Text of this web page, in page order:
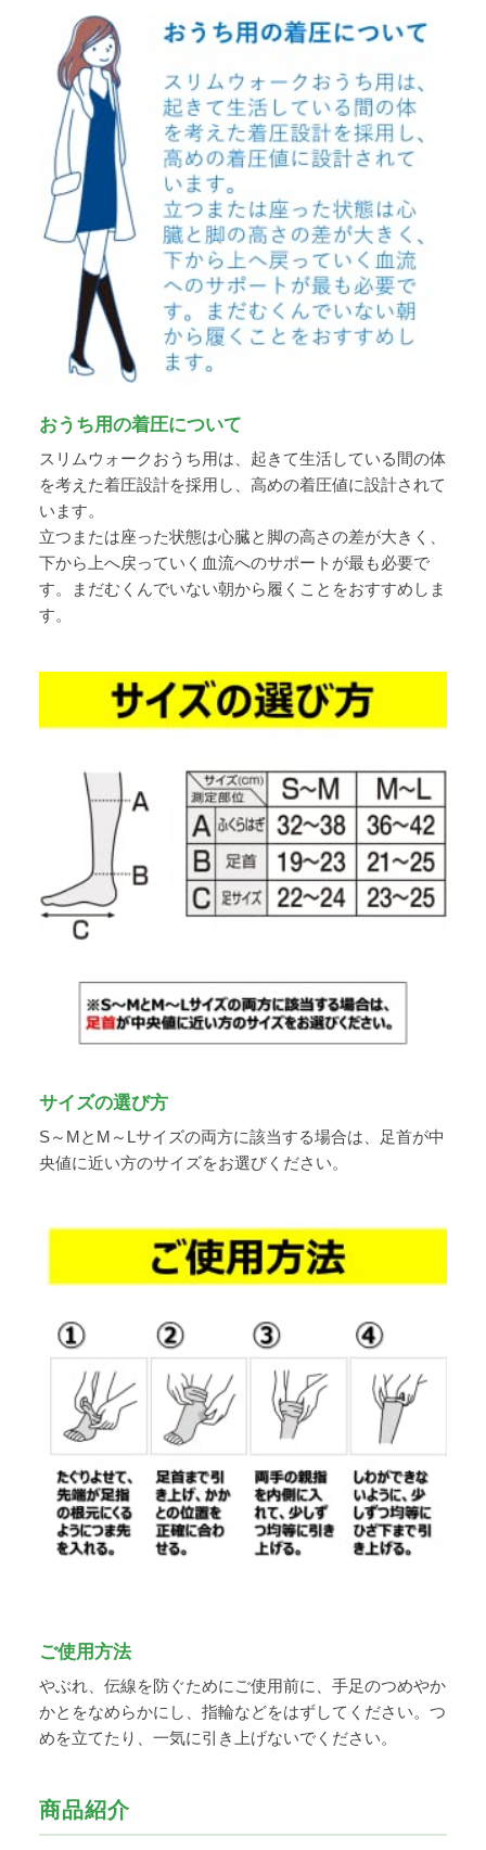
おうち用の着圧について
スリムウォークおうち用は、起きて生活している間の体
を考えた着圧設計を採用し、高めの着圧値に設計されて
います。
立つまたは座った状態は心臓と脚の高さの差が大きく、
下から上へ戻っていく血流へのサポートが最も必要で
す。まだむくんでいない朝から履くことをおすすめしま
す。
サイズの選び方
S～MとM～Lサイズの両方に該当する場合は、足首が中
央値に近い方のサイズをお選びください。
ご使用方法
やぶれ、伝線を防ぐためにご使用前に、手足のつめやか
かとをなめらかにし、指輪などをはずしてください。つ
めを立てたり、一気に引き上げないでください。
商品紹介